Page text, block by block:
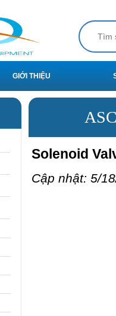
GIỚI THIỆU
Solenoid
Cập nhật: 5/